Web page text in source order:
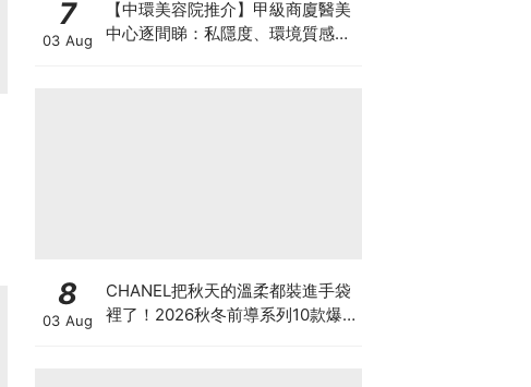
7
03 Aug
【中環美容院推介】甲級商廈醫美
中心逐間睇：私隱度、環境質感、
8
03 Aug
CHANEL把秋天的溫柔都裝進手袋
裡了！2026秋冬前導系列10款爆